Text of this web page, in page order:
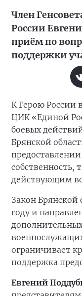
Член
России
приём по
поддержки
К Герою России
ЦИК «Единой
боевых
Брянской
собственность,
действующим
Закон Брянской
году и
ограничивает
поддержка
Евгений